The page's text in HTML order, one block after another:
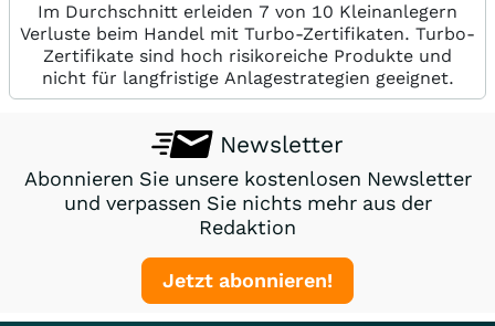
Im Durchschnitt erleiden 7 von 10 Kleinanlegern
Verluste beim Handel mit Turbo-Zertifikaten. Turbo-
Zertifikate sind hoch risikoreiche Produkte und
nicht für langfristige Anlagestrategien geeignet.
Newsletter
Abonnieren Sie unsere kostenlosen Newsletter
und verpassen Sie nichts mehr aus der
Redaktion
Jetzt abonnieren!